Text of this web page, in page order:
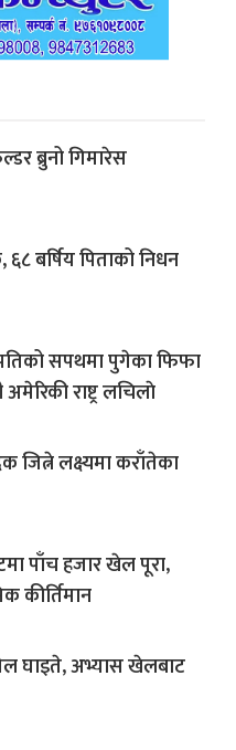
ब्रुनो गिमारेस
बर्षिय पिताको निधन
सपथमा पुगेका फिफा
अमेरिकी राष्ट्र लचिलाे
जित्ने लक्ष्यमा कराँतेका
पाँच हजार खेल पूरा,
कीर्तिमान
घाइते, अभ्यास खेलबाट